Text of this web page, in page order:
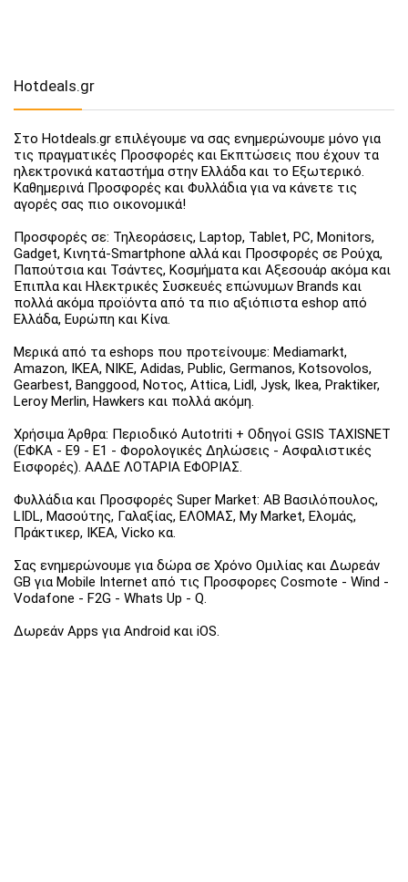
Hotdeals.gr
Στο Hotdeals.gr επιλέγουμε να σας ενημερώνουμε μόνο για
τις πραγματικές Προσφορές και Εκπτώσεις που έχουν τα
ηλεκτρονικά καταστήμα στην Ελλάδα και το Εξωτερικό.
Καθημερινά Προσφορές και Φυλλάδια για να κάνετε τις
αγορές σας πιο οικονομικά!
Προσφορές σε: Τηλεοράσεις, Laptop, Tablet, PC, Monitors,
Gadget, Κινητά-Smartphone αλλά και Προσφορές σε Ρούχα,
Παπούτσια και Τσάντες, Κοσμήματα και Αξεσουάρ ακόμα και
Έπιπλα και Ηλεκτρικές Συσκευές επώνυμων Brands και
πολλά ακόμα προϊόντα από τα πιο αξιόπιστα eshop από
Ελλάδα, Ευρώπη και Κίνα.
Μερικά από τα eshops που προτείνουμε: Mediamarkt,
Amazon, IKEA, NIKE, Adidas, Public, Germanos, Kotsovolos,
Gearbest, Banggood, Νοτος, Attica, Lidl, Jysk, Ikea, Praktiker,
Leroy Merlin, Hawkers και πολλά ακόμη.
Χρήσιμα Άρθρα: Περιοδικό Autotriti + Οδηγοί GSIS TAXISNET
(ΕΦΚΑ - Ε9 - Ε1 - Φορολογικές Δηλώσεις - Ασφαλιστικές
Εισφορές). ΑΑΔΕ ΛΟΤΑΡΙΑ ΕΦΟΡΙΑΣ.
Φυλλάδια και Προσφορές Super Market: ΑΒ Βασιλόπουλος,
LIDL, Μασούτης, Γαλαξίας, ΕΛΟΜΑΣ, My Market, Ελομάς,
Πράκτικερ, ΙΚΕΑ, Vicko κα.
Σας ενημερώνουμε για δώρα σε Χρόνο Ομιλίας και Δωρεάν
GB για Mobile Internet από τις Προσφορες Cosmote - Wind -
Vodafone - F2G - Whats Up - Q.
Δωρεάν Apps για Android και iOS.